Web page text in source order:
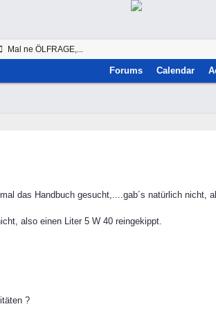
Mal ne ÖLFRAGE,...
Forums Calendar
das Handbuch gesucht,....gab´s natürlich nicht,
also einen Liter 5 W 40 reingekippt.
?